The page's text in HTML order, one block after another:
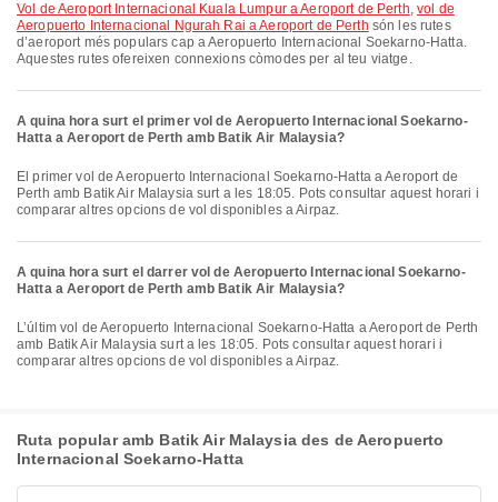
vol de Aeroport Internacional Kuala Lumpur a Aeroport de Perth, vol de
Aeropuerto Internacional Ngurah Rai a Aeroport de Perth són les rutes
d’aeroport més populars cap a Aeropuerto Internacional Soekarno-Hatta.
Aquestes rutes ofereixen connexions còmodes per al teu viatge.
A quina hora surt el primer vol de Aeropuerto Internacional Soekarno-
Hatta a Aeroport de Perth amb Batik Air Malaysia?
El primer vol de Aeropuerto Internacional Soekarno-Hatta a Aeroport de
Perth amb Batik Air Malaysia surt a les 18:05. Pots consultar aquest horari i
comparar altres opcions de vol disponibles a Airpaz.
A quina hora surt el darrer vol de Aeropuerto Internacional Soekarno-
Hatta a Aeroport de Perth amb Batik Air Malaysia?
L’últim vol de Aeropuerto Internacional Soekarno-Hatta a Aeroport de Perth
amb Batik Air Malaysia surt a les 18:05. Pots consultar aquest horari i
comparar altres opcions de vol disponibles a Airpaz.
Ruta popular amb Batik Air Malaysia des de Aeropuerto
Internacional Soekarno-Hatta